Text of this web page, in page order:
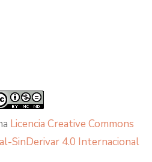
Licencia Creative Commons
SinDerivar 4.0 Internacional